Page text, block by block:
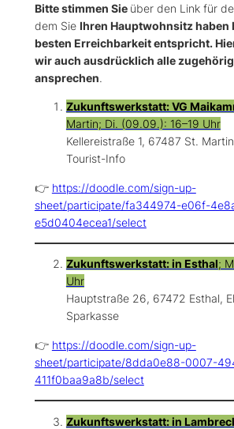
Bitte stimmen Sie über den Link für
dem Sie Ihren Hauptwohnsitz haben
besten Erreichbarkeit entspricht.
wir auch ausdrücklich alle
ansprechen.
Zukunftswerkstatt: VG
Martin; Di. (09.09.): 16–19 Uhr
Kellereistraße 1, 67487 St.
Tourist-Info
👉 https://doodle.com/sign-up-
sheet/participate/fa344974-e06f-
e5d0404ecea1/select
Zukunftswerkstatt: in Esthal;
Uhr
Hauptstraße 26, 67472 Esthal,
Sparkasse
👉 https://doodle.com/sign-up-
sheet/participate/8dda0e88-0007-
411f0baa9a8b/select
Zukunftswerkstatt: in